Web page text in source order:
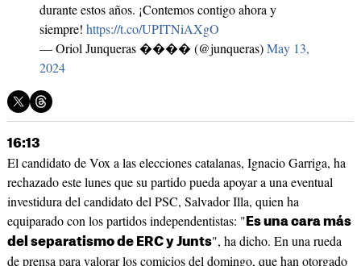
durante estos años. ¡Contemos contigo ahora y
siempre! https://t.co/UPITNiAXgO
— Oriol Junqueras ����️ (@junqueras)May 13,
2024
16:13
El candidato de Vox a las elecciones catalanas, Ignacio Garriga, ha
rechazado este lunes que su partido pueda apoyar a una eventual
investidura del candidato del PSC, Salvador Illa, quien ha
equiparado con los partidos independentistas: " Es una cara más
del separatismo de ERC y Junts", ha dicho. En una rueda
de prensa para valorar los comicios del domingo, que han otorgado